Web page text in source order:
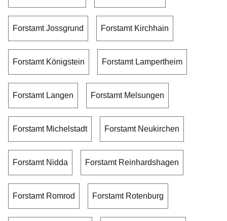
Forstamt Jossgrund Forstamt Kirchhain
Forstamt Königstein Forstamt Lampertheim
Forstamt Langen Forstamt Melsungen
Forstamt Michelstadt Forstamt Neukirchen
Forstamt Nidda Forstamt Reinhardshagen
Forstamt Romrod Forstamt Rotenburg